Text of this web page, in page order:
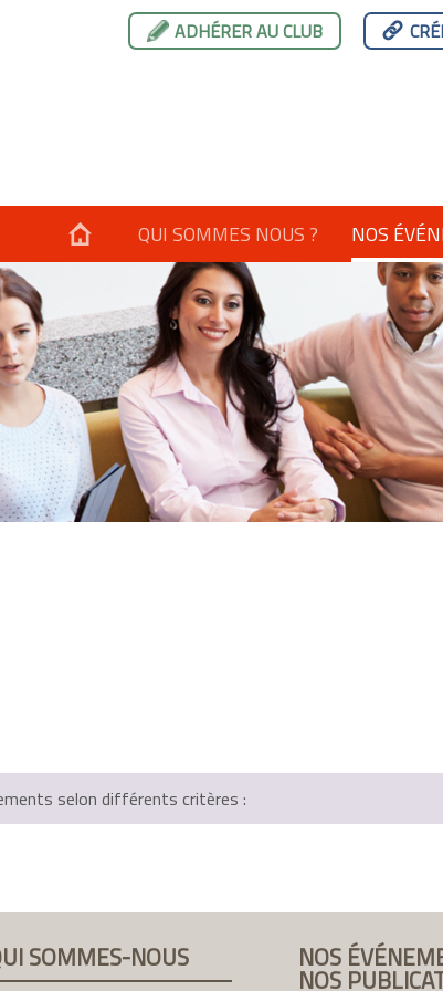
ADHÉRER AU CLUB
QUI SOMMES NOUS ? NOS
selon différents critères :
SOMMES-NOUS NOS
NOS